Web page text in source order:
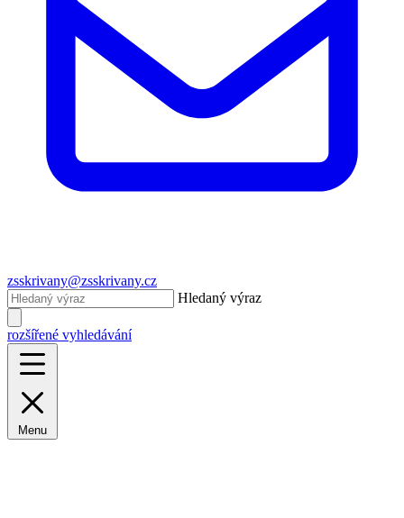
zsskrivany@zsskrivany.cz
Hledaný výraz
rozšířené vyhledávání
Menu